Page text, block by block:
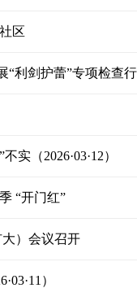
区
“利剑护蕾”专项检查
实（2026·03·12）
“开门红”
）会议召开
）